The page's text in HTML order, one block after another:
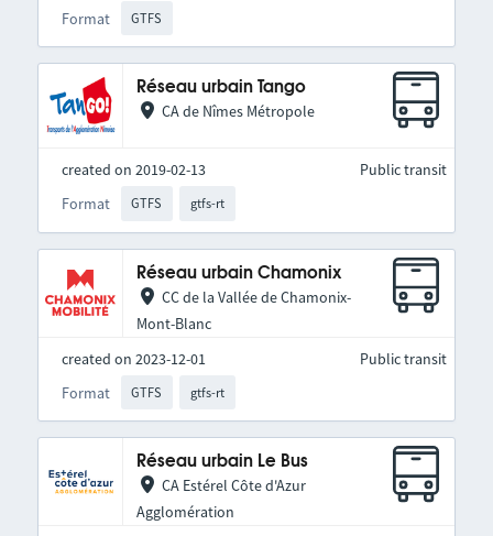
Format
GTFS
Réseau urbain Tango
CA de Nîmes Métropole
created on 2019-02-13
Format
GTFS gtfs-rt
Public transit
Réseau urbain Chamonix
CC de la Vallée de Chamonix-
Mont-Blanc
created on 2023-12-01
Format
GTFS gtfs-rt
Public transit
Réseau urbain Le Bus
CA Estérel Côte d'Azur
Agglomération